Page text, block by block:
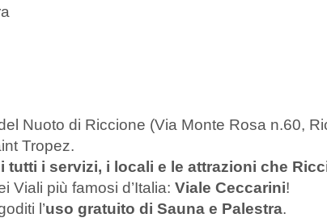
Nuoto di Riccione (Via Monte Rosa n.60,
Tropez.
tutti i servizi, i locali e le attrazioni che
Viali più famosi d’Italia: Viale Ceccarini!
l’uso gratuito di Sauna e Palestra.